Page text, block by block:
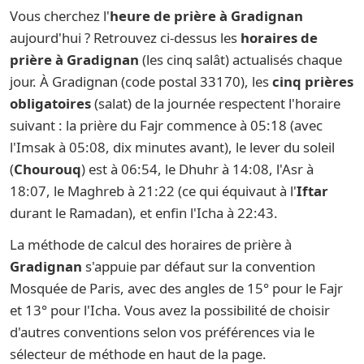
Vous cherchez l'heure de prière à Gradignan
aujourd'hui ? Retrouvez ci-dessus les horaires de
prière à Gradignan (les cinq salât) actualisés chaque
jour. À Gradignan (code postal 33170), lescinq prières
obligatoires(salat) de la journée respectent l'horaire
suivant : la prière du Fajr commence à 05:18 (avec
l'Imsak à 05:08, dix minutes avant), le lever du soleil
(Chourouq) est à 06:54, le Dhuhr à 14:08, l'Asr à
18:07, le Maghreb à 21:22 (ce qui équivaut à l'Iftar
durant le Ramadan), et enfin l'Icha à 22:43.
La méthode de calcul des horaires de prière à
Gradignan s'appuie par défaut sur la convention
Mosquée de Paris, avec des angles de 15° pour le Fajr
et 13° pour l'Icha. Vous avez la possibilité de choisir
d'autres conventions selon vos préférences via le
sélecteur de méthode en haut de la page.